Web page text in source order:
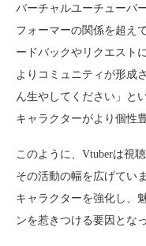
バーチャルユーチューバ
フォーマーの関係を超え
ードバックやリクエスト
よりコミュニティが形成
ん生やしてください」と
キャラクターがより個性
このように、Vtuberは視
その活動の幅を広げてい
キャラクターを強化し、
ンを惹きつける要因とな